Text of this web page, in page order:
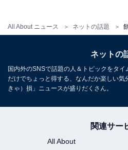
All About ニュース ネットの話題
ネットの
国内外のSNSで話題の人＆トピックをタ
だけでちょっと得する、なんだか楽しい気
きゃ）損」ニュースが盛りだくさん。
関連サー
All About